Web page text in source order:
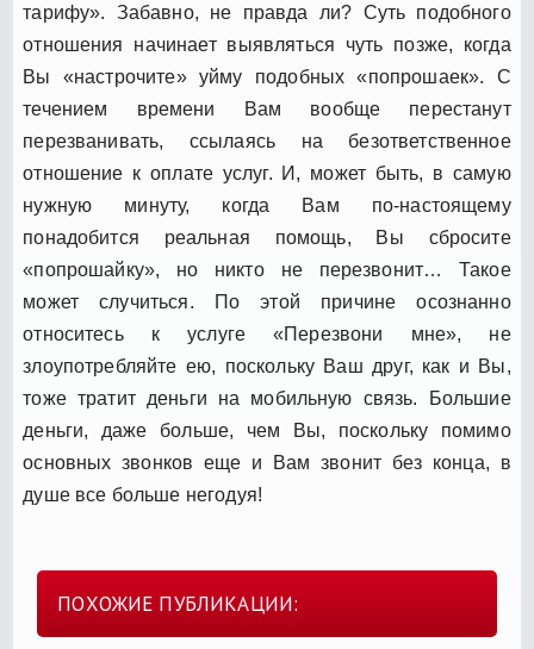
тарифу». Забавно, не правда ли? Суть подобного
отношения начинает выявляться чуть позже, когда
Вы «настрочите» уйму подобных «попрошаек». С
течением времени Вам вообще перестанут
перезванивать, ссылаясь на безответственное
отношение к оплате услуг. И, может быть, в самую
нужную минуту, когда Вам по-настоящему
понадобится реальная помощь, Вы сбросите
«попрошайку», но никто не перезвонит… Такое
может случиться. По этой причине осознанно
относитесь к услуге «Перезвони мне», не
злоупотребляйте ею, поскольку Ваш друг, как и Вы,
тоже тратит деньги на мобильную связь. Большие
деньги, даже больше, чем Вы, поскольку помимо
основных звонков еще и Вам звонит без конца, в
душе все больше негодуя!
ПОХОЖИЕ ПУБЛИКАЦИИ: